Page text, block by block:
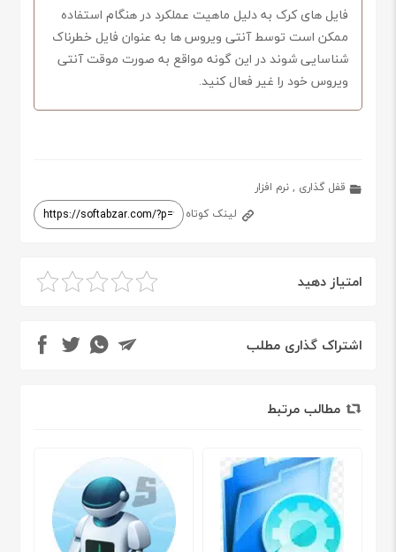
فایل های کرک به دلیل ماهیت عملکرد در هنگام استفاده
ممکن است توسط آنتی ویروس ها به عنوان فایل خطرناک
شناسایی شوند در این گونه مواقع به صورت موقت آنتی
ویروس خود را غیر فعال کنید.
قفل گذاری ,نرم افزار
لینک کوتاه
امتیاز دهید
اشتراک گذاری مطلب
مطالب مرتبط